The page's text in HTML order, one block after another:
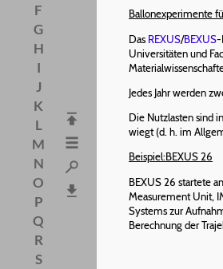
F
G
H
I
J
K
L
M
N
O
P
Q
R
S
Ballonexperimente
Das REXUS/BEXUS-
Universitäten und
Jedes Jahr werden
Die Nutzlasten sind
wiegt (d. h. im
Beispiel:BEXUS 26
BEXUS 26 startete
Measurement Unit,
Systems zur
Berechnung der